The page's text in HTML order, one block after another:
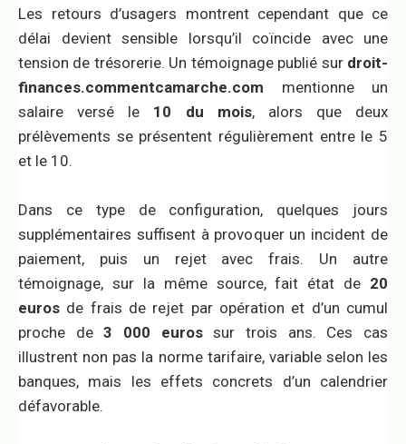
Les retours d’usagers montrent cependant que ce
délai devient sensible lorsqu’il coïncide avec une
tension de trésorerie. Un témoignage publié sur droit-
finances.commentcamarche.com mentionne un
salaire versé le 10 du mois, alors que deux
prélèvements se présentent régulièrement entre le 5
et le 10.
Dans ce type de configuration, quelques jours
supplémentaires suffisent à provoquer un incident de
paiement, puis un rejet avec frais. Un autre
témoignage, sur la même source, fait état de 20
euros de frais de rejet par opération et d’un cumul
proche de3 000 eurossur trois ans. Ces cas
illustrent non pas la norme tarifaire, variable selon les
banques, mais les effets concrets d’un calendrier
défavorable.